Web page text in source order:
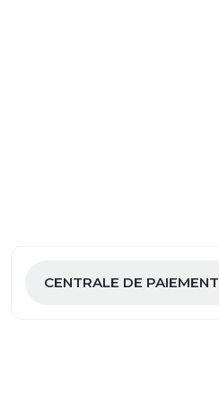
CENTRALE DE PAIEMENT